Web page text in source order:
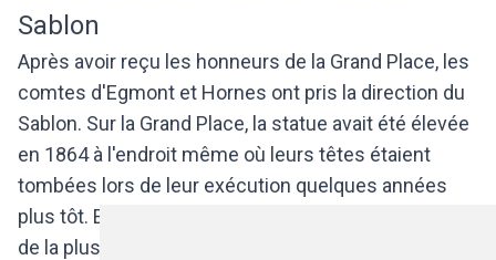
Sablon
Après avoir reçu les honneurs de la Grand Place, les
comtes d'Egmont et Hornes ont pris la direction du
Sablon. Sur la Grand Place, la statue avait été élevée
en 1864 à l'endroit même où leurs têtes étaient
tombées lors de leur exécution quelques années
plus tôt. En 1879, pour permettre le réaménagement
de la plus belle grand place du monde, le monument